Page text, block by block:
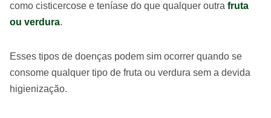
como cisticercose e teníase do que qualquer outra fruta
ou verdura.
Esses tipos de doenças podem sim ocorrer quando se
consome qualquer tipo de fruta ou verdura sem a devida
higienização.